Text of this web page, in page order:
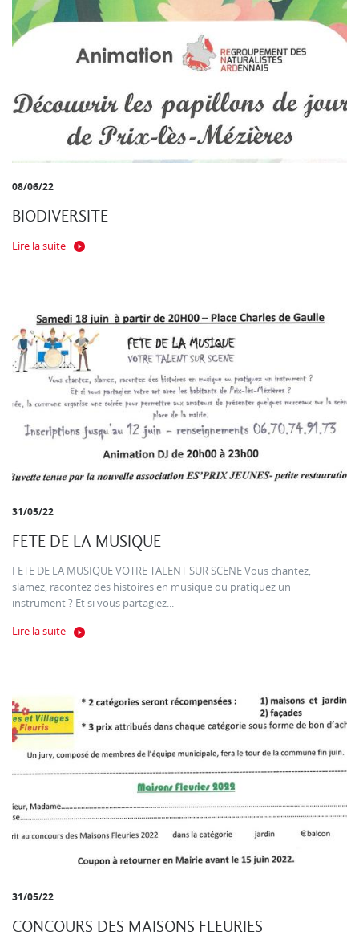
08/06/22
BIODIVERSITE
Lire la suite
31/05/22
FETE DE LA MUSIQUE
FETE DE LA MUSIQUE VOTRE TALENT SUR SCENE Vous chantez,
slamez, racontez des histoires en musique ou pratiquez un
instrument ? Et si vous partagiez...
Lire la suite
31/05/22
CONCOURS DES MAISONS FLEURIES